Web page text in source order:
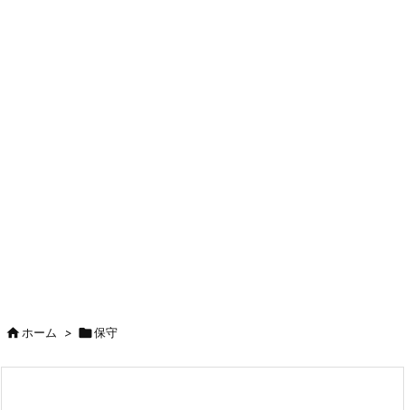
ホーム > 保守